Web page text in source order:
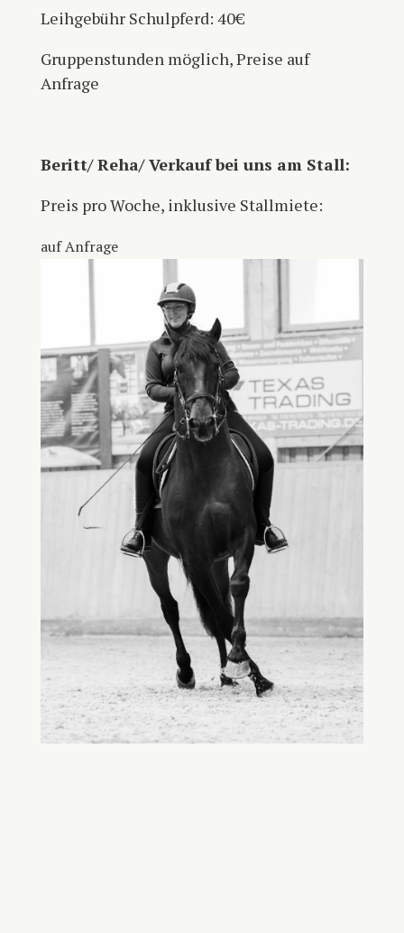
Leihgebühr Schulpferd: 40€
Gruppenstunden möglich, Preise auf
Anfrage
Beritt/ Reha/ Verkauf bei uns am Stall:
Preis pro Woche, inklusive Stallmiete:
auf Anfrage